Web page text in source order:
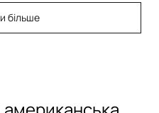
більше